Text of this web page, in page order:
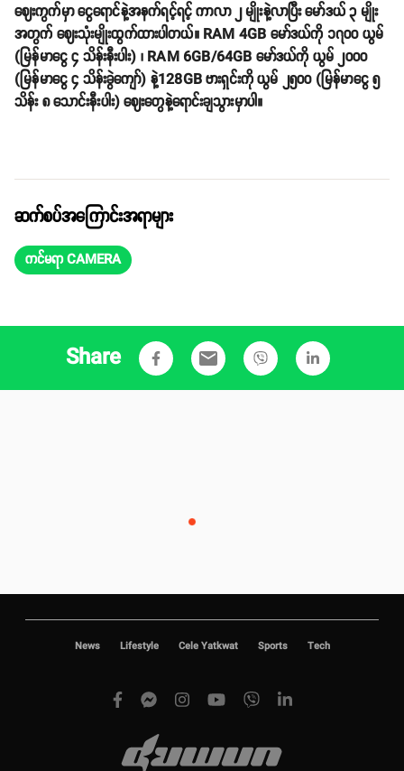
ဈေးကွက်မှာ ငွေရောင်နဲ့အနက်ရင့်ရင့် ကာလာ ၂ မျိုးနဲ့လာပြီး မော်ဒယ် ၃ မျိုး
အတွက် ဈေးသုံးမျိုးထွက်ထားပါတယ်။ RAM 4GB မော်ဒယ်ကို ၁၇၀၀ ယွမ်
(မြန်မာငွေ ၄ သိန်းနီးပါး) ၊ RAM 6GB/64GB မော်ဒယ်ကို ယွမ် ၂၀၀၀
(မြန်မာငွေ ၄ သိန်းခွဲကျော်) နဲ့128GB ဗားရှင်းကို ယွမ် ၂၅၀၀ (မြန်မာငွေ ၅
သိန်း ၈ သောင်းနီးပါး) ဈေးတွေနဲ့ရောင်းချသွားမှာပါ။
ဆက်စပ်အကြောင်းအရာများ
ကင်မရာ CAMERA
Share email
News Lifestyle Cele Yatkwat Sports Tech